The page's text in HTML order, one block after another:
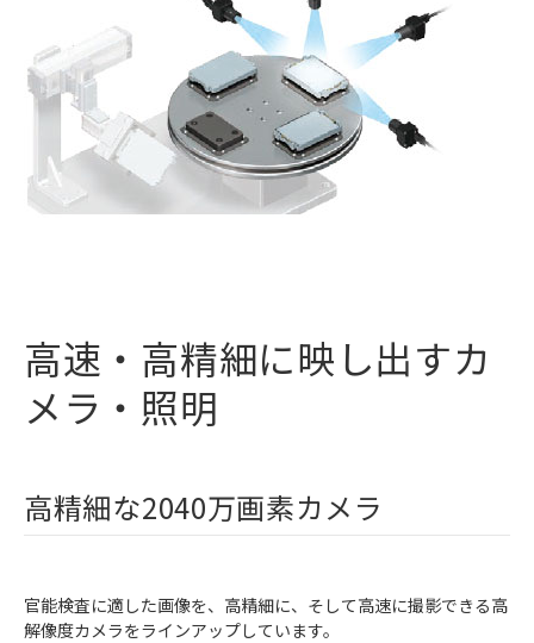
高速・高精細に映し出すカ
メラ・照明
高精細な2040万画素カメラ
官能検査に適した画像を、高精細に、そして高速に撮影できる高
解像度カメラをラインアップしています。